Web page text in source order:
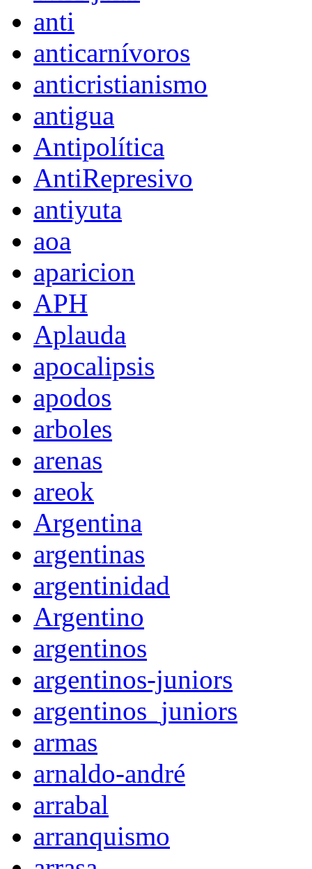
anti
anticarnívoros
anticristianismo
antigua
Antipolítica
AntiRepresivo
antiyuta
aoa
aparicion
APH
Aplauda
apocalipsis
apodos
arboles
arenas
areok
Argentina
argentinas
argentinidad
Argentino
argentinos
argentinos-juniors
argentinos_juniors
armas
arnaldo-andré
arrabal
arranquismo